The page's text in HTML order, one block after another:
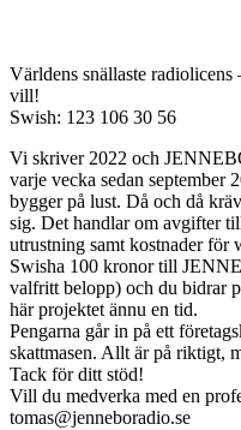
Världens snällaste
vill!
Swish: 123 106 30 56
Vi skriver 2022 och
varje vecka sedan september
bygger på lust. Då och då
sig. Det handlar om avgifter
utrustning samt kostnader för
Swisha 100 kronor till
valfritt belopp) och du bidrar
här projektet ännu en tid.
Pengarna går in på ett
skattmasen. Allt är på riktigt,
Tack för ditt stöd!
Vill du medverka med en
tomas@jenneboradio.se